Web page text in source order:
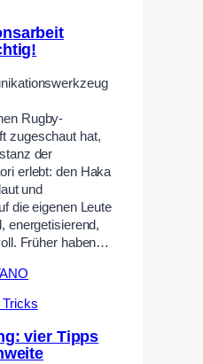
Rugby-
zugeschaut hat,
der
erlebt: den Haka
und
die eigenen Leute
energetisierend,
Früher haben…
Tricks
vier Tipps